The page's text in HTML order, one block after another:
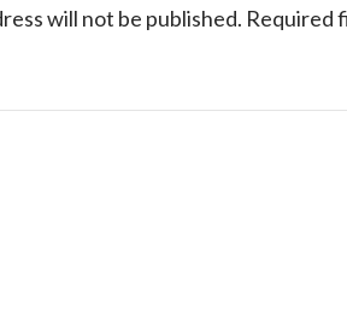
will not be published. Required